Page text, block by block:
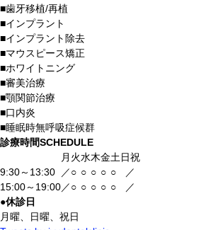
■歯牙移植/再植
■インプラント
■インプラント除去
■マウスピース矯正
■ホワイトニング
■審美治療
■顎関節治療
■口内炎
■睡眠時無呼吸症候群
診療時間SCHEDULE
月 火水木金土日祝
9:30～13:30
／○ ○ ○ ○ ○
／
15:00～19:00／○ ○ ○ ○ ○
／
●休診日
月曜、日曜、祝日